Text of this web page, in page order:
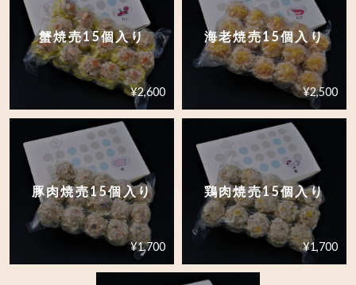
蟹焼売15個入り
¥2,600
海老焼売15個入り
¥2,500
豚肉焼売15個入り
¥1,700
鶏肉焼売15個入り
¥1,700